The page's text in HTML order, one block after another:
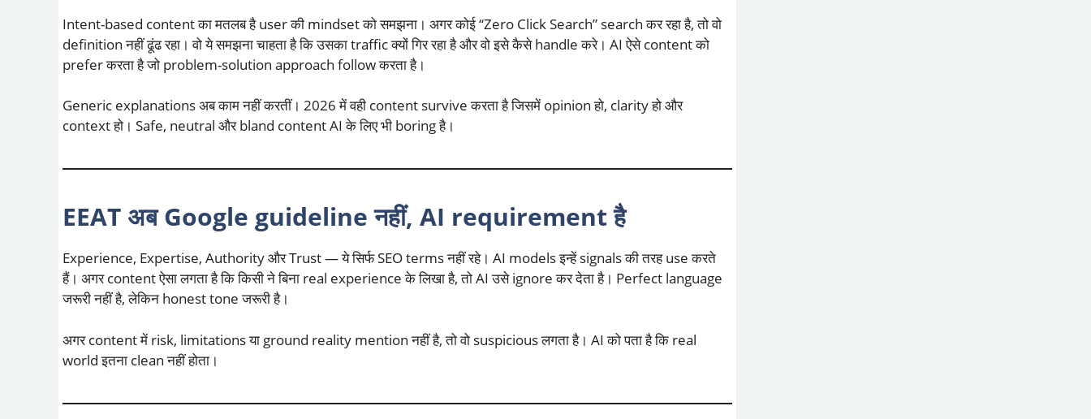
Intent-based content का मतलब है user की mindset को समझना। अगर कोई “Zero Click Search” search कर रहा है, तो वो
definition नहीं ढूंढ रहा। वो ये समझना चाहता है कि उसका traffic क्यों गिर रहा है और वो इसे कैसे handle करे। AI ऐसे content को
prefer करता है जो problem-solution approach follow करता है।
Generic explanations अब काम नहीं करतीं। 2026 में वही content survive करता है जिसमें opinion हो, clarity हो और
context हो। Safe, neutral और bland content AI के लिए भी boring है।
EEAT अब Google guideline नहीं, AI requirement है
Experience, Expertise, Authority और Trust — ये सिर्फ SEO terms नहीं रहे। AI models इन्हें signals की तरह use करते
हैं। अगर content ऐसा लगता है कि किसी ने बिना real experience के लिखा है, तो AI उसे ignore कर देता है। Perfect language
जरूरी नहीं है, लेकिन honest tone जरूरी है।
अगर content में risk, limitations या ground reality mention नहीं है, तो वो suspicious लगता है। AI को पता है कि real
world इतना clean नहीं होता।